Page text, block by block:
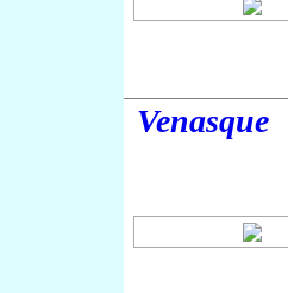
Venasque